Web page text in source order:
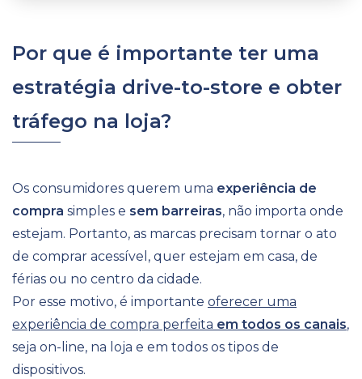
Por que é importante ter uma
estratégia drive-to-store e obter
tráfego na loja?
Os consumidores querem uma experiência de
compra simples e sem barreiras, não importa onde
estejam. Portanto, as marcas precisam tornar o ato
de comprar acessível, quer estejam em casa, de
férias ou no centro da cidade.
Por esse motivo, é importante oferecer uma
experiência de compra perfeita em todos os canais,
seja on-line, na loja e em todos os tipos de
dispositivos.